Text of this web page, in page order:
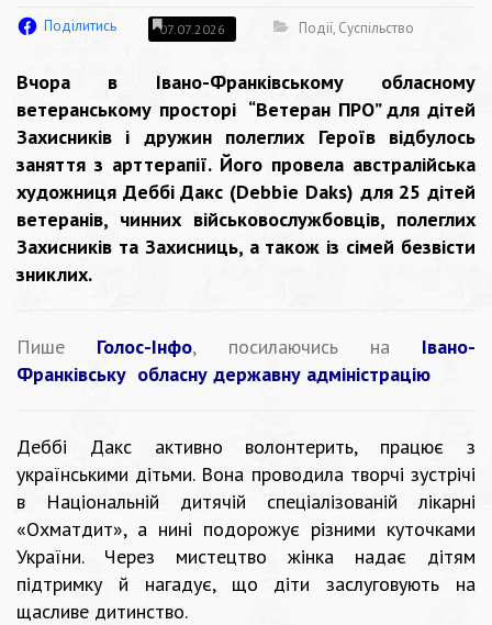
Поділитись 07.07.2026 Події, Суспільство
Вчора в Івано-Франківському обласному
ветеранському просторі “Ветеран ПРО”для дітей
Захисників і дружин полеглих Героїв відбулось
заняття з арттерапії. Його провела австралійська
художниця Деббі Дакс (Debbie Daks) для 25 дітей
ветеранів, чинних військовослужбовців, полеглих
Захисників та Захисниць, а також із сімей безвісти
зниклих.
Пише Голос-Інфо, посилаючись на
Івано-
Франківську обласну державну адміністрацію
Деббі Дакс активно волонтерить, працює з
українськими дітьми. Вона проводила творчі зустрічі
в Національній дитячій спеціалізованій лікарні
«Охматдит», а нині подорожує різними куточками
України. Через мистецтво жінка надає дітям
підтримку й нагадує, що діти заслуговують на
щасливе дитинство.